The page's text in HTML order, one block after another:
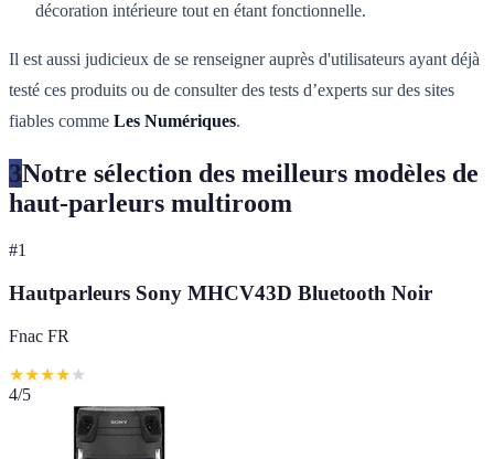
décoration intérieure tout en étant fonctionnelle.
Il est aussi judicieux de se renseigner auprès d'utilisateurs ayant déjà
testé ces produits ou de consulter des tests d’experts sur des sites
fiables comme Les Numériques.
3Notre sélection des meilleurs modèles de
haut-parleurs multiroom
#1
Hautparleurs Sony MHCV43D Bluetooth Noir
Fnac FR
★★★★★
4/5